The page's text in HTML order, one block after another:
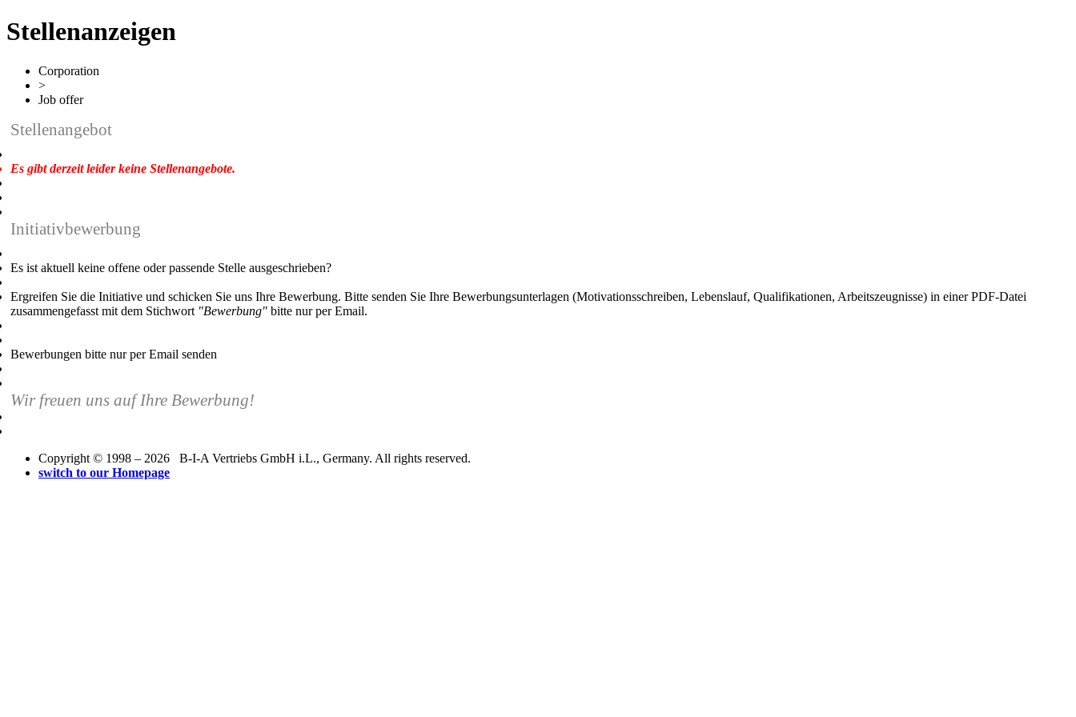
Stellenanzeigen
Corporation
>
Job offer
Stellenangebot
Es gibt derzeit leider keine Stellenangebote.
Initiativbewerbung
Es ist aktuell keine offene oder passende Stelle ausgeschrieben?
Ergreifen Sie die Initiative und schicken Sie uns Ihre Bewerbung. Bitte senden Sie Ihre Bewerbungsunterlagen (Motivationsschreiben, Lebenslauf, Qualifikationen, Arbeitszeugnisse) in einer PDF-Datei
zusammengefasst mit dem Stichwort "Bewerbung" bitte nur per Email.
Bewerbungen bitte nur per Email senden
Wir freuen uns auf Ihre Bewerbung!
Copyright © 1998 – 2026 B-I-A Vertriebs GmbH i.L., Germany. All rights reserved.
switch to our Homepage